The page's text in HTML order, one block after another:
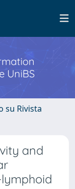
UniBS
su Rivista
and